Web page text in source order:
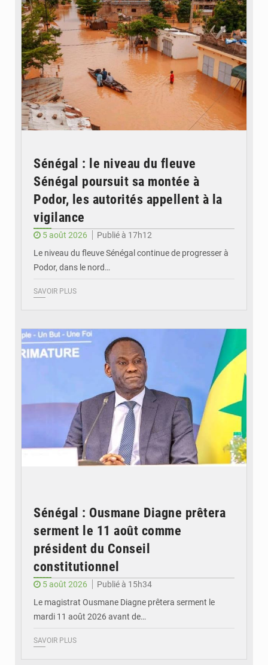
Sénégal : le niveau du fleuve
Sénégal poursuit sa montée à
Podor, les autorités appellent à la
vigilance
5 août 2026
Publié à 17h12
Le niveau du fleuve Sénégal continue de progresser à
Podor, dans le nord…
SAVOIR PLUS
Sénégal : Ousmane Diagne prêtera
serment le 11 août comme
président du Conseil
constitutionnel
5 août 2026
Publié à 15h34
Le magistrat Ousmane Diagne prêtera serment le
mardi 11 août 2026 avant de…
SAVOIR PLUS